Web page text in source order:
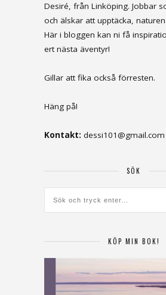
Desiré, från Linköping. Jobbar
och älskar att upptäcka,
Här i bloggen kan ni få
ert nästa äventyr!
Gillar att fika också förresten.
Häng på!
Kontakt: dessi101@gmail.com
SÖK
KÖP MIN BOK!